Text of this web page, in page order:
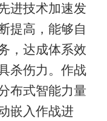
技术加速发
提高，能够自
，达成体系效
杀伤力。作战
布式智能力量
嵌入作战进